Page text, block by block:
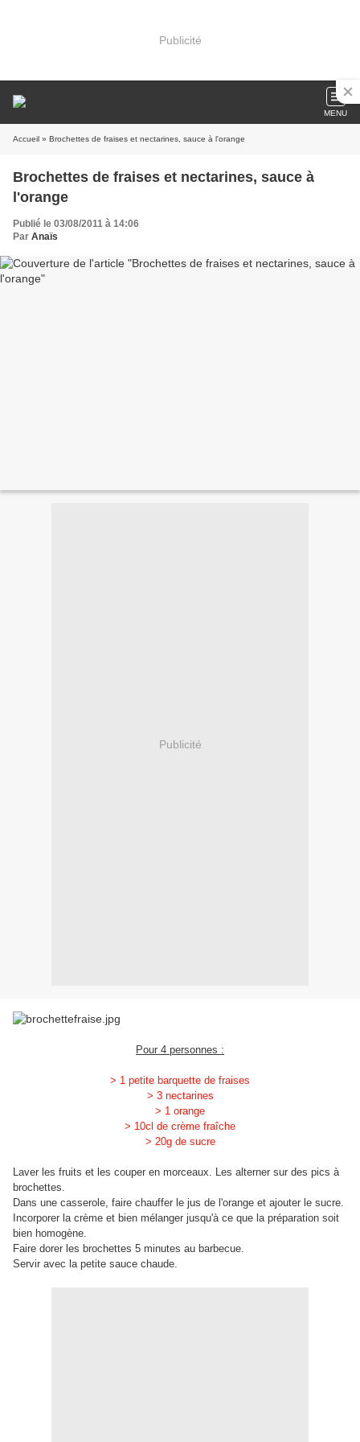
Publicité
MENU
Accueil » Brochettes de fraises et nectarines, sauce à l'orange
Brochettes de fraises et nectarines, sauce à
l'orange
Publié le 03/08/2011 à 14:06
Par Anaïs
Publicité
Pour 4 personnes :
> 1 petite barquette de fraises
> 3 nectarines
> 1 orange
> 10cl de crème fraîche
> 20g de sucre
Laver les fruits et les couper en morceaux. Les alterner sur des pics à
brochettes.
Dans une casserole, faire chauffer le jus de l'orange et ajouter le sucre.
Incorporer la crème et bien mélanger jusqu'à ce que la préparation soit
bien homogène.
Faire dorer les brochettes 5 minutes au barbecue.
Servir avec la petite sauce chaude.